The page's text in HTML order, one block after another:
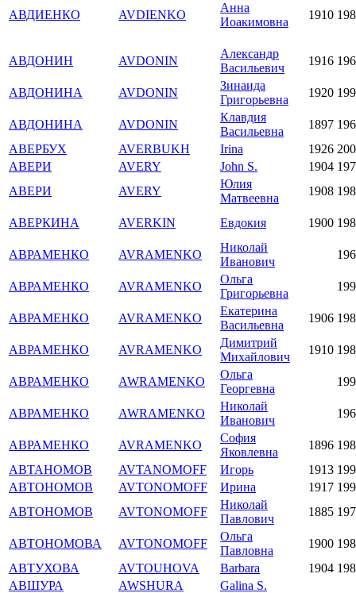
АВДИЕНКО AVDIENKO
Анна
Иоакимовна
1910
АВДОНИН AVDONIN
Александр
Васильевич
1916
АВДОНИНА AVDONIN
Зинаида
Григорьевна
1920
АВДОНИНА AVDONIN
Клавдия
Васильевна
1897
АВЕРБУХ
AVERBUKH Irina 1926
АВЕРИ
AVERY John S. 1904
АВЕРИ
AVERY
Юлия
Матвеевна
1908
АВЕРКИНА AVERKIN Евдокия 1900
АВРАМЕНКО AVRAMENKO
Николай
Иванович
АВРАМЕНКО AVRAMENKO
Ольга
Григорьевна
АВРАМЕНКО AVRAMENKO
Екатерина
Васильевна
1906
АВРАМЕНКО AVRAMENKO
Димитрий
Михайлович
1910
АВРАМЕНКО AWRAMENKO
Ольга
Георгевна
АВРАМЕНКО AWRAMENKO
Николай
Иванович
АВРАМЕНКО AVRAMENKO
София
Яковлевна
1896
АВТАНОМОВ
AVTANOMOFF Игорь 1913
АВТОНОМОВ
AVTONOMOFF Ирина 1917
АВТОНОМОВ
AVTONOMOFF
Николай
Павлович
1885
АВТОНОМОВА AVTONOMOFF
Ольга
Павловна
1900
АВТУХОВА
AVTOUHOVA Barbara 1904
АВШУРА
AWSHURA Galina S.